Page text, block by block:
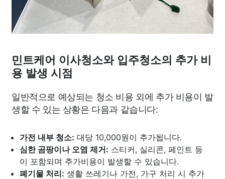
민트케어 이사청소와 입주청소의 추가 비
용 발생 시점
일반적으로 예상되는 청소 비용 외에 추가 비용이 발
생할 수 있는 상황은 다음과 같습니다:
가전 내부 청소: 대당 10,000원이 추가됩니다.
심한 곰팡이나 오염 제거: 스티커, 실리콘, 페인트 등
이 포함되며 추가비용이 발생할 수 있습니다.
폐기물 처리: 생활 쓰레기나 가전, 가구 처리 시 추가